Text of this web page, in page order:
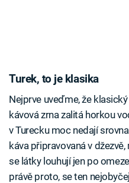
Turek, to je klasika
Nejprve uveďme, že
kávová zrna zalitá horkou
v Turecku moc nedají
káva připravovaná v
se látky louhují jen po
právě proto, se ten